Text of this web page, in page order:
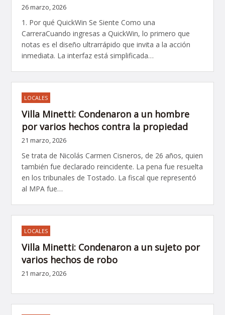
26 marzo, 2026
1. Por qué QuickWin Se Siente Como una
CarreraCuando ingresas a QuickWin, lo primero que
notas es el diseño ultrarrápido que invita a la acción
inmediata. La interfaz está simplificada…
LOCALES
Villa Minetti: Condenaron a un hombre
por varios hechos contra la propiedad
21 marzo, 2026
Se trata de Nicolás Carmen Cisneros, de 26 años, quien
también fue declarado reincidente. La pena fue resuelta
en los tribunales de Tostado. La fiscal que representó
al MPA fue…
LOCALES
Villa Minetti: Condenaron a un sujeto por
varios hechos de robo
21 marzo, 2026